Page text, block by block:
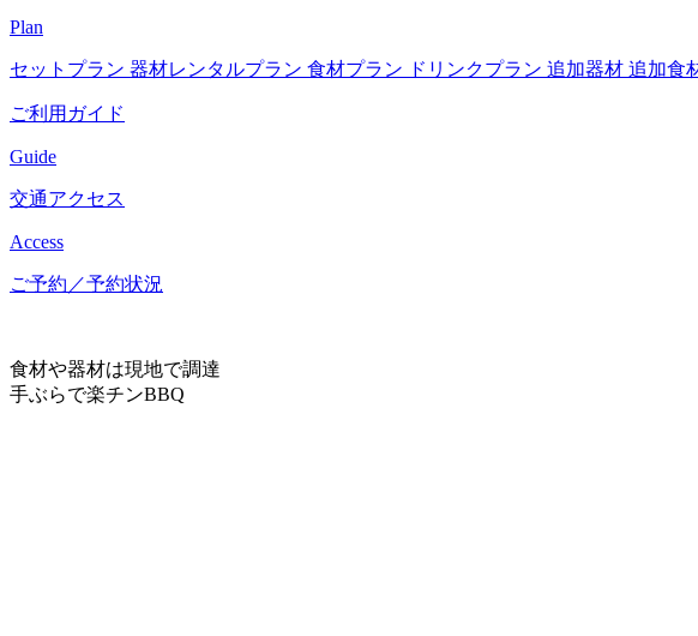
Plan
セットプラン 器材レンタルプラン 食材プラン ドリンクプラン 追加器材 追加食
ご利用ガイド
Guide
交通アクセス
Access
ご予約／予約状況
食材や器材は現地で調達
手ぶらで楽チンBBQ